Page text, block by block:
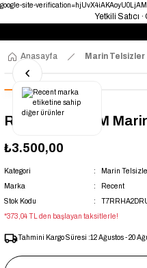
google-site-
Yetkili Satıcı
Uygun Fiyat
Anasayfa Marin Telsizler
Recent RS-25M
₺3.500,00
Kategori Marin
Marka
Recent
Stok Kodu
*373,04 TL den başlayan taksitlerle!
Tahmini Kargo Süresi :12 Ağustos - 20